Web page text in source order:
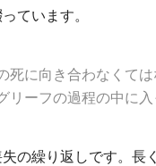
ています。
死に向き合わなくて
リーフの過程の中に
の繰り返しです。